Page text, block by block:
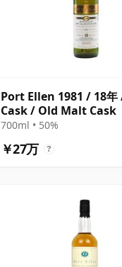
Port Ellen 1981 / 18
Cask / Old Malt Cask
700ml • 50%
￥27万 ?